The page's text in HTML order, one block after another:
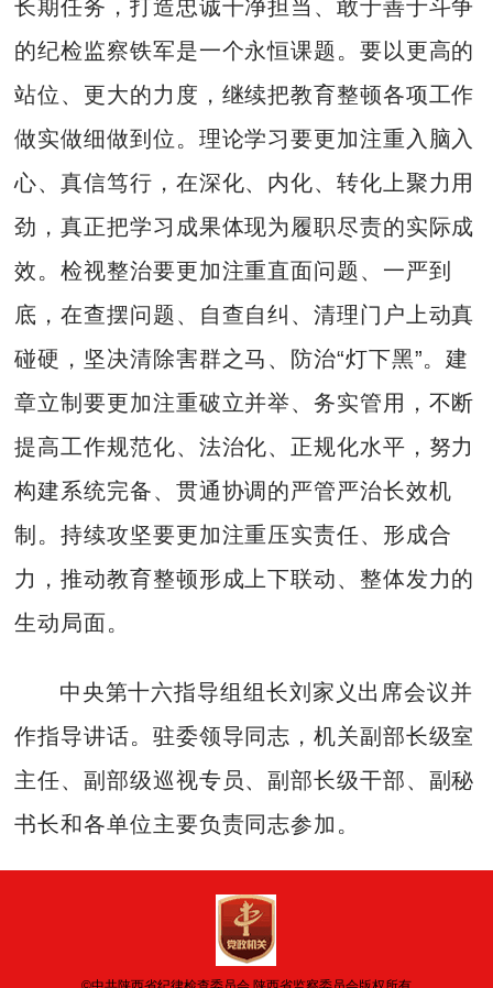
长期任务，打造忠诚干净担当、敢于善于斗争
的纪检监察铁军是一个永恒课题。要以更高的
站位、更大的力度，继续把教育整顿各项工作
做实做细做到位。理论学习要更加注重入脑入
心、真信笃行，在深化、内化、转化上聚力用
劲，真正把学习成果体现为履职尽责的实际成
效。检视整治要更加注重直面问题、一严到
底，在查摆问题、自查自纠、清理门户上动真
碰硬，坚决清除害群之马、防治“灯下黑”。建
章立制要更加注重破立并举、务实管用，不断
提高工作规范化、法治化、正规化水平，努力
构建系统完备、贯通协调的严管严治长效机
制。持续攻坚要更加注重压实责任、形成合
力，推动教育整顿形成上下联动、整体发力的
生动局面。
中央第十六指导组组长刘家义出席会议并
作指导讲话。驻委领导同志，机关副部长级室
主任、副部级巡视专员、副部长级干部、副秘
书长和各单位主要负责同志参加。